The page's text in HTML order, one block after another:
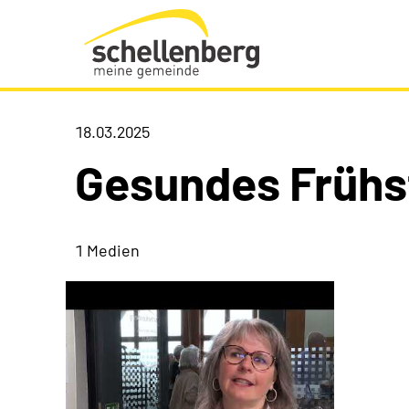
Gemeinde Schellenberg Startseite
18.03.2025
Gesundes
1 Medien